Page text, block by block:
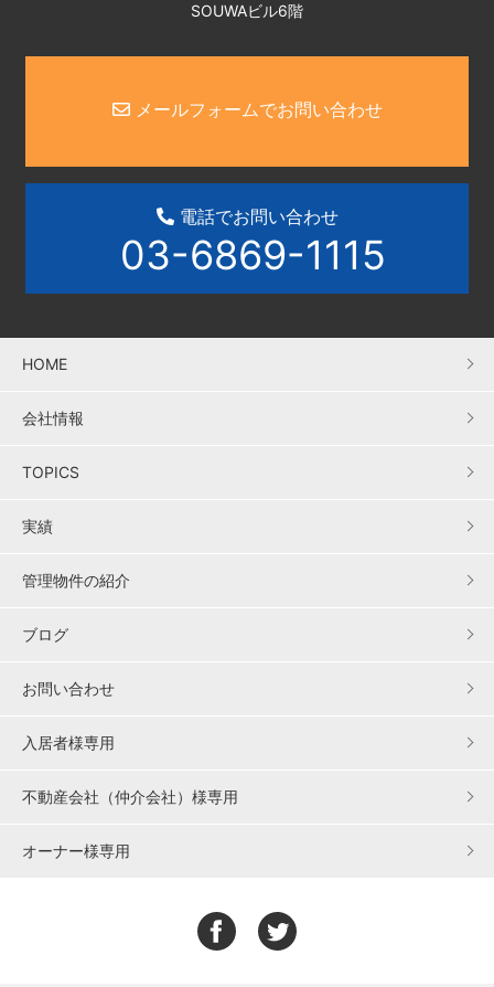
SOUWAビル6階
メールフォームでお問い合わせ
電話でお問い合わせ
03-6869-1115
HOME
会社情報
TOPICS
実績
管理物件の紹介
ブログ
お問い合わせ
入居者様専用
不動産会社（仲介会社）様専用
オーナー様専用